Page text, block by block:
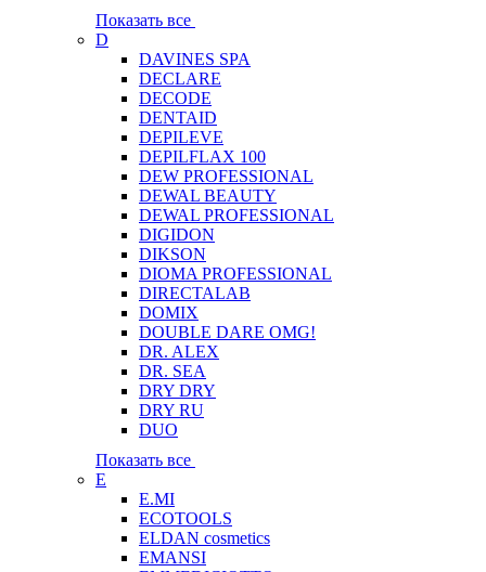
Показать все
D
DAVINES SPA
DECLARE
DECODE
DENTAID
DEPILEVE
DEPILFLAX 100
DEW PROFESSIONAL
DEWAL BEAUTY
DEWAL PROFESSIONAL
DIGIDON
DIKSON
DIOMA PROFESSIONAL
DIRECTALAB
DOMIX
DOUBLE DARE OMG!
DR. ALEX
DR. SEA
DRY DRY
DRY RU
DUO
Показать все
E
E.MI
ECOTOOLS
ELDAN cosmetics
EMANSI